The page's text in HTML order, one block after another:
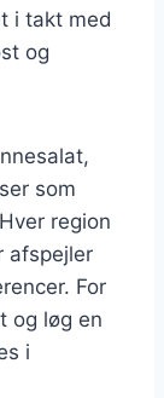
i takt med
og
som
region
afspejler
For
og løg en
i